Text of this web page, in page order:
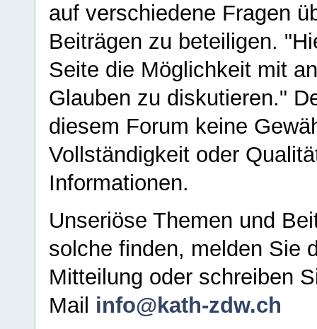
auf verschiedene Fragen
Beiträgen zu beteiligen.
Seite die Möglichkeit mit
Glauben zu diskutieren."
diesem Forum keine
Vollständigkeit oder
Informationen.
Unseriöse Themen und
solche finden, melden Sie
Mitteilung oder schreiben
Mail info@kath-zdw.ch